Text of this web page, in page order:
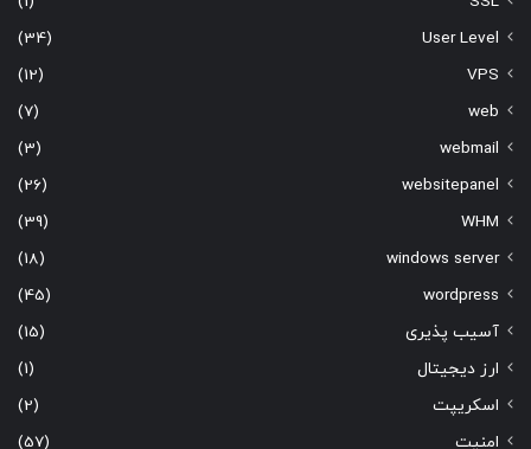
User Level
(34)
VPS
(12)
web
(7)
webmail
(3)
websitepanel
(26)
WHM
(39)
windows server
(18)
wordpress
(45)
آسیب پذیری
(15)
ارز دیجیتال
(1)
اسکریپت
(2)
امنیت
(57)